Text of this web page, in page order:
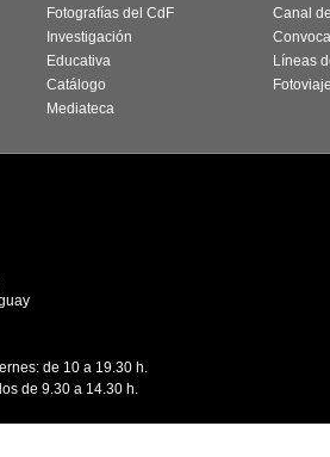
Fotografías del CdF
Investigación
Educativa
Catálogo
Mediateca
Canal
Líneas
de 10 a 19.30 h.
de 9.30 a 14.30 h.